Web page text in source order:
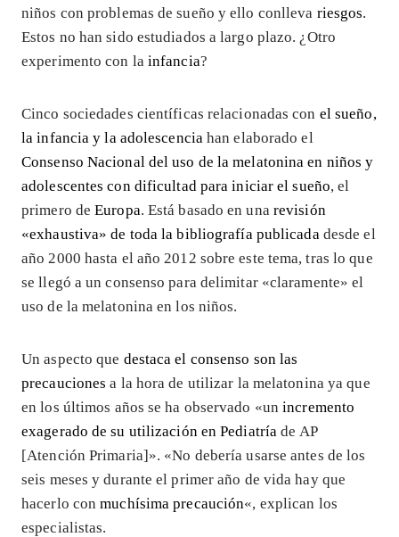
niños con problemas de sueño y ello conlleva riesgos.
Estos no han sido estudiados a largo plazo. ¿Otro
experimento con la infancia?
Cinco sociedades científicas relacionadas con el sueño,
la infancia y la adolescencia han elaborado el
Consenso Nacional del uso de la melatonina en niños y
adolescentes con dificultad para iniciar el sueño, el
primero deEuropa. Está basado en una revisión
«exhaustiva» de toda la bibliografía publicada desde el
año 2000 hasta el año 2012 sobre este tema, tras lo que
se llegó a un consenso para delimitar «claramente» el
uso de la melatonina en los niños.
Un aspecto que destaca el consenso son las
precauciones a la hora de utilizar la melatonina ya que
en los últimos años se ha observado «unincremento
exagerado de su utilización en Pediatría de AP
[Atención Primaria]». «No debería usarse antes de los
seis meses y durante el primer año de vida hay que
hacerlo conmuchísima precaución«, explican los
especialistas.